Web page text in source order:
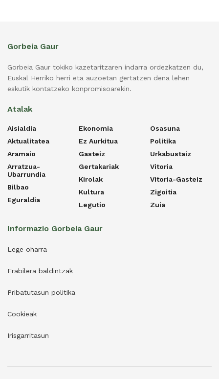
Gorbeia Gaur
Gorbeia Gaur tokiko kazetaritzaren indarra ordezkatzen du,
Euskal Herriko herri eta auzoetan gertatzen dena lehen
eskutik kontatzeko konpromisoarekin.
Atalak
Aisialdia
Aktualitatea
Aramaio
Arratzua-
Ubarrundia
Bilbao
Eguraldia
Ekonomia
Ez Aurkitua
Gasteiz
Gertakariak
Kirolak
Kultura
Legutio
Osasuna
Politika
Urkabustaiz
Vitoria
Vitoria-Gasteiz
Zigoitia
Zuia
Informazio Gorbeia Gaur
Lege oharra
Erabilera baldintzak
Pribatutasun politika
Cookieak
Irisgarritasun